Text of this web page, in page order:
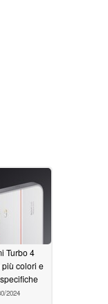
Turbo 4
colori e
2024